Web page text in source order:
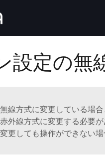
設定の無
線方式に変更している場
外線方式に変更する必要が
しても操作ができない場